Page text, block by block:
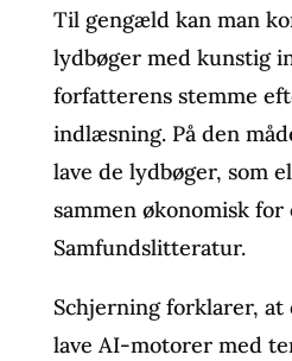
Til gengæld kan man
lydbøger med kunstig
forfatterens stemme
indlæsning. På den
lave de lydbøger, som
sammen økonomisk for
Samfundslitteratur.
Schjerning forklarer,
lave AI-motorer med